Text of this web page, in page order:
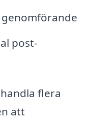
post-
flera
att